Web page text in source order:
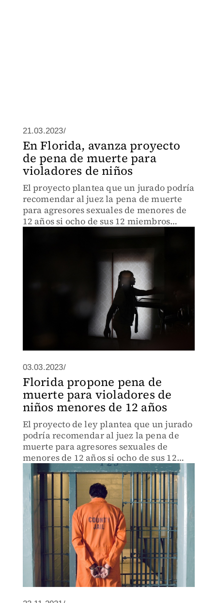
21.03.2023/
En Florida, avanza proyecto
de pena de muerte para
violadores de niños
El proyecto plantea que un jurado podría
recomendar al juez la pena de muerte
para agresores sexuales de menores de
12 años si ocho de sus 12 miembros
votaran favorablemente.
03.03.2023/
Florida propone pena de
muerte para violadores de
niños menores de 12 años
El proyecto de ley plantea que un jurado
podría recomendar al juez la pena de
muerte para agresores sexuales de
menores de 12 años si ocho de sus 12
miembros votan a favor.